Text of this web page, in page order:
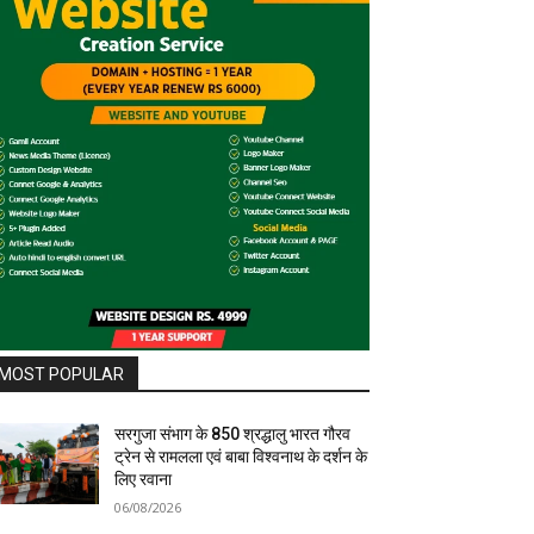
POPULAR
सरगुजा संभाग के 850 श्रद्धालु भारत गौरव
ट्रेन से रामलला एवं बाबा विश्वनाथ के दर्शन के
लिए रवाना
06/08/2026